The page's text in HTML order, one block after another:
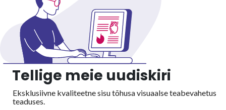
Tellige meie uudiskiri
Eksklusiivne kvaliteetne sisu tõhusa visuaalseteabevahetus
teaduses.